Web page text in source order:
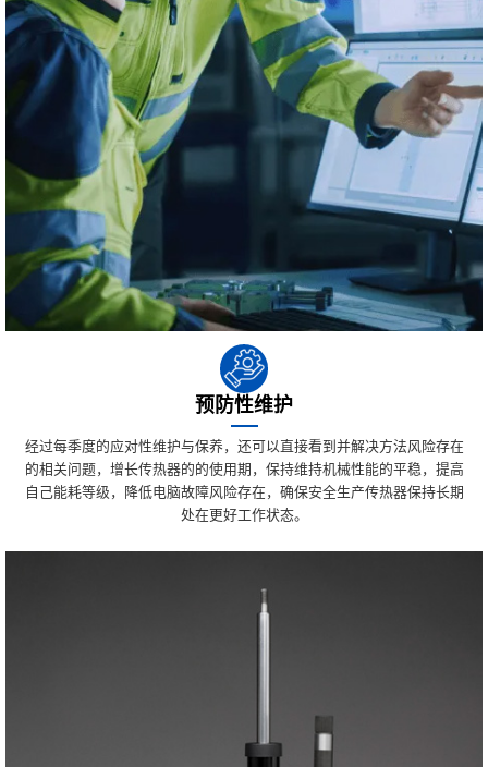
预防性维护
经过每季度的应对性维护与保养，还可以直接看到并解决方法风险存在
的相关问题，增长传热器的的使用期，保持维持机械性能的平稳，提高
自己能耗等级，降低电脑故障风险存在，确保安全生产传热器保持长期
处在更好工作状态。